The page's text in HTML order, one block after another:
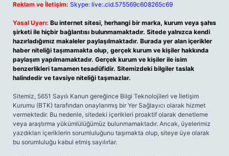
Reklam ve İletişim: Skype: live:.cid.575569c608265c69
Yasal Uyarı: Bu internet sitesi, herhangi bir marka, kurum veya şahıs
şirketi ile hiçbir bağlantısı bulunmamaktadır. Sitede yalnızca kendi
hazırladığımız makaleler paylaşılmaktadır. Burada yer alan içerikler
haber niteliği taşımamakta olup, gerçek kurum ve kişiler hakkında
paylaşım yapılmamaktadır. Gerçek kurum ve kişiler ile isim
benzerlikleri tamamen tesadüfidir. Sitemizdeki bilgiler taslak
halindedir ve tavsiye niteliği taşımazlar.
Sitemiz, 5651 Sayılı Kanun gereğince Bilgi Teknolojileri ve İletişim
Kurumu (BTK) tarafından onaylanmış bir Yer Sağlayıcı olarak hizmet
vermektedir. Bu nedenle, sitedeki içerikleri proaktif olarak denetleme
veya araştırma yükümlülüğümüz bulunmamaktadır. Ancak, üyelerimiz
yazdıkları içeriklerin sorumluluğunu taşımakta olup, siteye üye olarak
bu sorumluluğu kabul etmiş sayılırlar.